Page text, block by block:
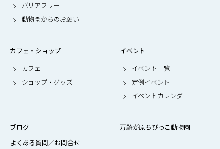
バリアフリー
動物園からのお願い
カフェ・ショップ
カフェ
ショップ・グッズ
イベント
イベント一覧
定例イベント
イベントカレンダー
ブログ
よくある質問／お問合せ
万騎が原ちびっこ動物園